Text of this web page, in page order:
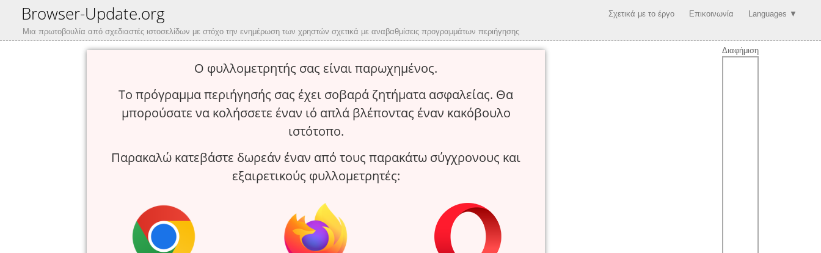
Browser-Update.org
Μια πρωτοβουλία από σχεδιαστές ιστοσελίδων με στόχο την ενημέρωση των χρηστών σχετικά με αναβαθμίσεις προγραμμάτων περιήγησης
Σχετικά με το έργο Επικοινωνία Languages ▼
Ο φυλλομετρητής σας είναι παρωχημένος.
Το πρόγραμμα περιήγησής σας έχει σοβαρά ζητήματα ασφαλείας. Θα
μπορούσατε να κολήσσετε έναν ιό απλά βλέποντας έναν κακόβουλο
ιστότοπο.
Παρακαλώ κατεβάστε δωρεάν έναν από τους παρακάτω σύγχρονους και
εξαιρετικούς φυλλομετρητές:
Διαφήμιση